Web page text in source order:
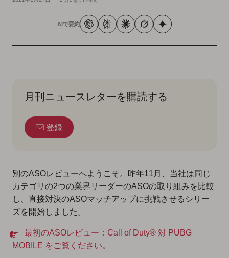
AIで要約
月刊ニュースレターを購読する
登録
別のASOレビューへようこそ。昨年11月、当社は同じ
カテゴリの2つの業界リーダーのASOの取り組みを比較
し、直接対決のASOマッチアップに挑戦させるシリー
ズを開始しました。
最初のASOレビュー：Call of Duty® 対 PUBG
MOBILE をご覧ください。